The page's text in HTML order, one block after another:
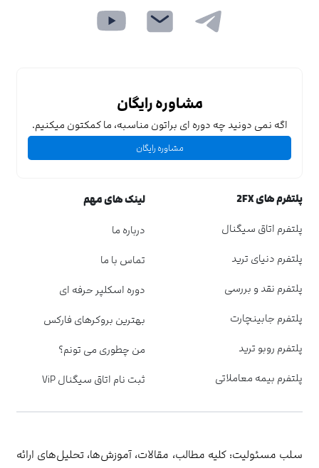
مشاوره رایگان
اگه نمی دونید چه دوره ای براتون مناسبه، ما کمکتون میکنیم.
مشاوره رایگان
پلتفرم های 2FX
پلتفرم اتاق سیگنال
پلتفرم دنیای ترید
پلتفرم نقد و بررسی
پلتفرم جابینچارت
پلتفرم روبو ترید
پلتفرم بیمه معاملاتی
لینک های مهم
درباره ما
تماس با ما
دوره اسکلپر حرفه ای
بهترین بروکرهای فارکس
من چطوری می تونم؟
ثبت نام اتاق سیگنال ViP
سلب مسئولیت: کلیه مطالب، مقالات، آموزش‌ها، تحلیل‌های ارائه